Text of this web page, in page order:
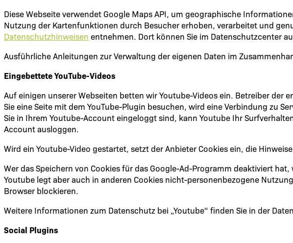
Diese Webseite verwendet Google Maps API, um geographische
Nutzung der Kartenfunktionen durch Besucher erhoben, verarbeitet und
Datenschutzhinweisen entnehmen. Dort können Sie im Datenschutzcenter
Ausführliche Anleitungen zur Verwaltung der eigenen Daten im
Eingebettete YouTube-Videos
Auf einigen unserer Webseiten betten wir Youtube-Videos ein. Betreiber der
Sie eine Seite mit dem YouTube-Plugin besuchen, wird eine Verbindung zu
Sie in Ihrem Youtube-Account eingeloggt sind, kann Youtube Ihr
Account ausloggen.
Wird ein Youtube-Video gestartet, setzt der Anbieter Cookies ein, die
Wer das Speichern von Cookies für das Google-Ad-Programm deaktiviert
Youtube legt aber auch in anderen Cookies nicht-personenbezogene
Browser blockieren.
Weitere Informationen zum Datenschutz bei „Youtube“ finden Sie in der
Social Plugins